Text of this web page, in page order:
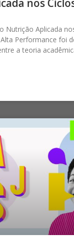
Nutrição Aplicada
Performance foi
a teoria